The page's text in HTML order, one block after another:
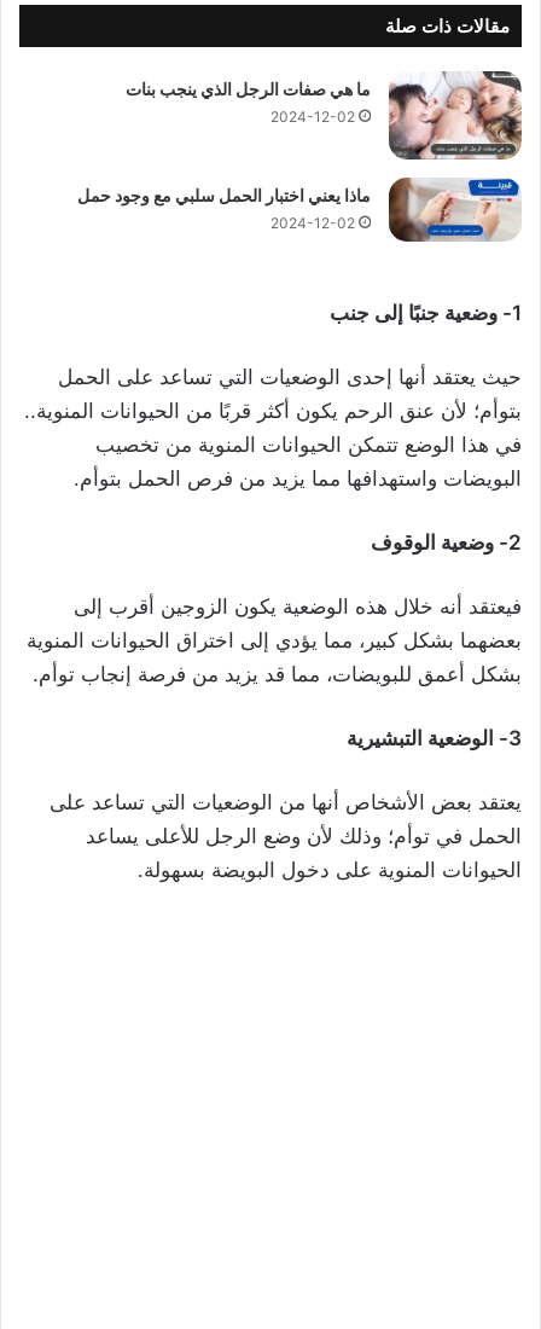
مقالات ذات صلة
ما هي صفات الرجل الذي ينجب بنات
2024-12-02
ماذا يعني اختبار الحمل سلبي مع وجود حمل
2024-12-02
1- وضعية جنبًا إلى جنب
حيث يعتقد أنها إحدى الوضعيات التي تساعد على الحمل
بتوأم؛ لأن عنق الرحم يكون أكثر قربًا من الحيوانات المنوية..
في هذا الوضع تتمكن الحيوانات المنوية من تخصيب
البويضات واستهدافها مما يزيد من فرص الحمل بتوأم.
2- وضعية الوقوف
فيعتقد أنه خلال هذه الوضعية يكون الزوجين أقرب إلى
بعضهما بشكل كبير، مما يؤدي إلى اختراق الحيوانات المنوية
بشكل أعمق للبويضات، مما قد يزيد من فرصة إنجاب توأم.
3- الوضعية التبشيرية
يعتقد بعض الأشخاص أنها من الوضعيات التي تساعد على
الحمل في توأم؛ وذلك لأن وضع الرجل للأعلى يساعد
الحيوانات المنوية على دخول البويضة بسهولة.